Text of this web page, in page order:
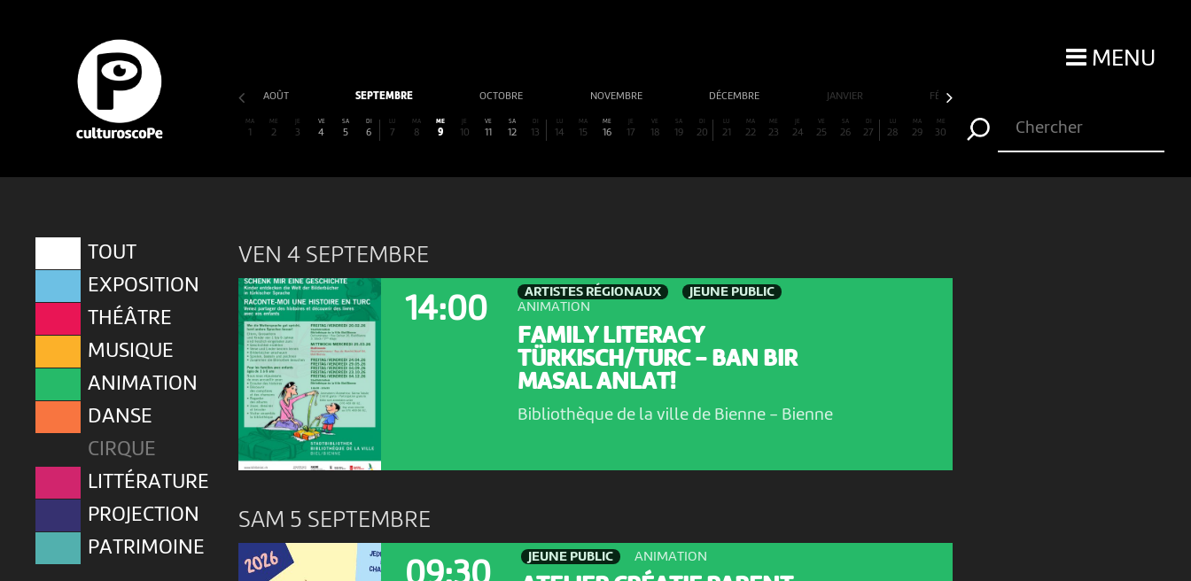
MENU
AOÛT SEPTEMBRE OCTOBRE NOVEMBRE DÉCEMBRE JANVIER FÉVRIER
MA
1
ME
2
JE
3
VE
4
SA
5
DI
6
LU
7
MA
8
ME
9
JE
10
VE
11
SA
12
DI
13
LU
14
MA
15
ME
16
JE
17
VE
18
SA
19
DI
20
LU
21
MA
22
ME
23
JE
24
VE
25
SA
26
DI
27
LU
28
MA
29
ME
30
TOUT
EXPOSITION
THÉÂTRE
MUSIQUE
ANIMATION
DANSE
CIRQUE
LITTÉRATURE
PROJECTION
PATRIMOINE
VEN 4 SEPTEMBRE
14:00
ARTISTES RÉGIONAUX
JEUNE PUBLIC
ANIMATION
FAMILY LITERACY
TÜRKISCH/TURC - BAN BIR
MASAL ANLAT!
Bibliothèque de la ville de Bienne - Bienne
SAM 5 SEPTEMBRE
JEUNE PUBLIC ANIMATION